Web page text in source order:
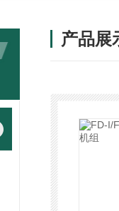
产品展